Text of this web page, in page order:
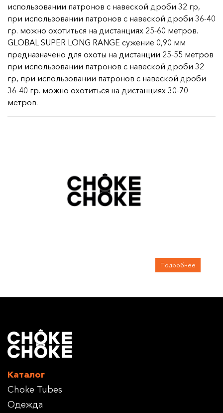
использовании патронов с навеской дроби 32 гр,
при использовании патронов с навеской дроби 36-40
гр. можно охотиться на дистанциях 25-60 метров.
GLOBAL SUPER LONG RANGE сужение 0,90 мм
предназначено для охоты на дистанции 25-55 метров
при использовании патронов с навеской дроби 32
гр, при использовании патронов с навеской дроби
36-40 гр. можно охотиться на дистанциях 30-70
метров.
Подробнее
Каталог
Choke Tubes
Одежда